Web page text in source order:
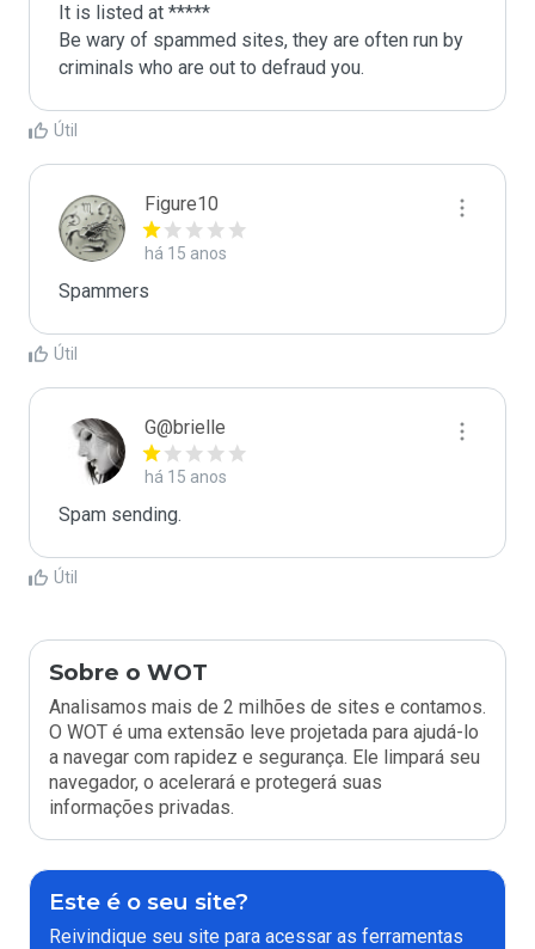
It is listed at *****
Be wary of spammed sites, they are often run by
criminals who are out to defraud you.
Útil
Figure10
há 15 anos
Spammers
Útil
G@brielle
há 15 anos
Spam sending.
Útil
Sobre o WOT
Analisamos mais de 2 milhões de sites e contamos.
O WOT é uma extensão leve projetada para ajudá-lo
a navegar com rapidez e segurança. Ele limpará seu
navegador, o acelerará e protegerá suas
informações privadas.
Este é o seu site?
Reivindique seu site para acessar as ferramentas